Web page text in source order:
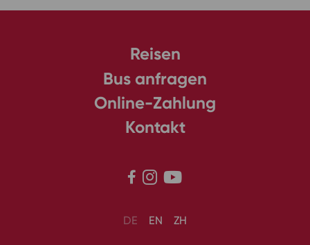
Reisen
Bus anfragen
Online-Zahlung
Kontakt
  
DE EN ZH